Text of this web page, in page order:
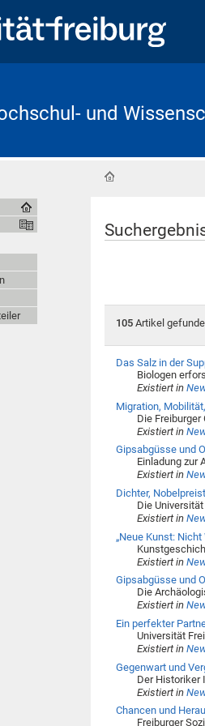
und
105Artikel
Das Salz in der
Biologen
Existiert in
Migration,
Die
Existiert in
Gipsabgüsse und
Einladung zur
Existiert in
Dichter,
Die
Existiert in
„Neue Kunst:
Existiert in
Gipsabgüsse und
Die
Existiert in
Ein perfekter
Universität
Existiert in
Gegenwart und
Der Historiker
Existiert in
Chancen und
Freiburger